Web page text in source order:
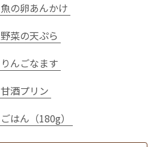
魚の卵あんかけ
野菜の天ぷら
りんごなます
甘酒プリン
ごはん（180g）